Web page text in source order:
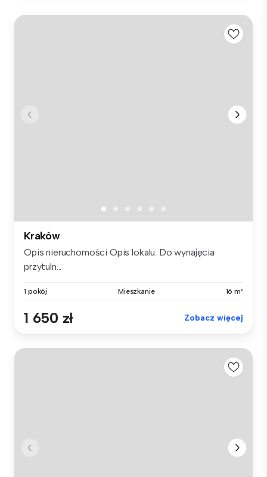
Kraków
Opis nieruchomości Opis lokalu: Do wynajęcia
przytuln...
1 pokój Mieszkanie 16 m²
1 650 zł Zobacz więcej